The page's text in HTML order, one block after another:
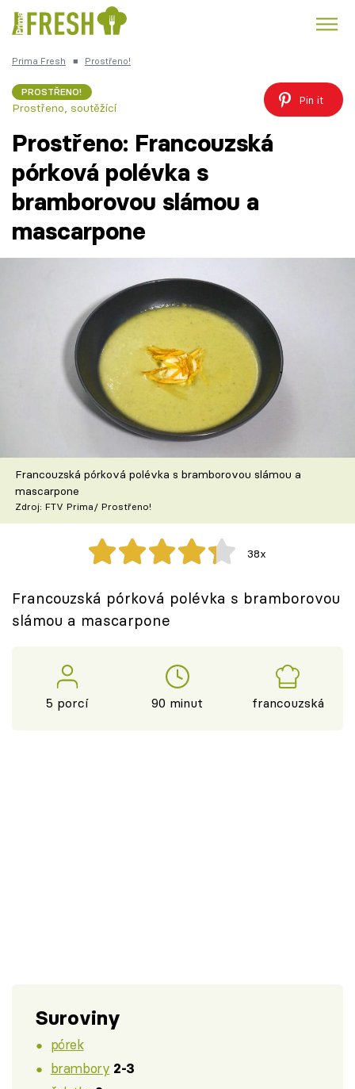
Česká kuchyně
Témata
TV Program
Škola vaření
Recepty z TV
Těhotnej kuchař
Sledujte prima+
Prima Fresh ■ Prostřeno!
PROSTŘENO!
Prostřeno, soutěžící
Pin it
Prostřeno: Francouzská
pórková polévka s
bramborovou slámou a
mascarpone
Francouzská pórková polévka s bramborovou slámou a
mascarpone
Zdroj: FTV Prima/ Prostřeno!
38x
Francouzská pórková polévka s bramborovou
slámou a mascarpone
5 porcí 90 minut francouzská
Suroviny
pórek
brambory 2-3